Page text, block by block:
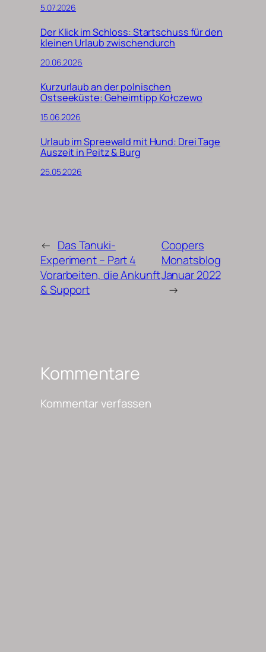
5.07.2026
Der Klick im Schloss: Startschuss für den
kleinen Urlaub zwischendurch
20.06.2026
Kurzurlaub an der polnischen
Ostseeküste: Geheimtipp Kołczewo
15.06.2026
Urlaub im Spreewald mit Hund: Drei Tage
Auszeit in Peitz & Burg
25.05.2026
← Das Tanuki-
Experiment – Part 4
Vorarbeiten, die Ankunft
& Support
Coopers
Monatsblog
Januar 2022
→
Kommentare
Kommentar verfassen